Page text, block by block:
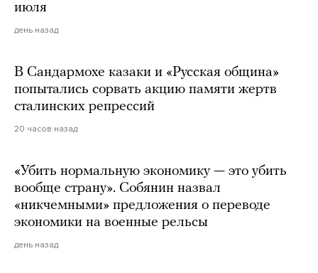
июля
день назад
В Сандармохе казаки и «Русская община»
попытались сорвать акцию памяти жертв
сталинских репрессий
20 часов назад
«Убить нормальную экономику — это убить
вообще страну». Собянин назвал
«никчемными» предложения о переводе
экономики на военные рельсы
день назад